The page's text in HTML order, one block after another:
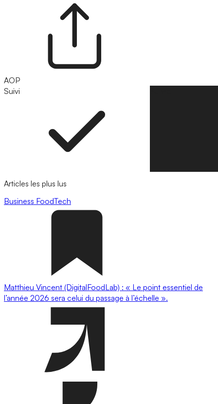
AOP
Suivi
Articles les plus lus
Business FoodTech
Matthieu Vincent (DigitalFoodLab) : « Le point essentiel de
l’année 2026 sera celui du passage à l’échelle ».